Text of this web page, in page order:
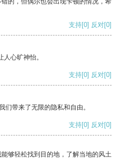
支持[0] 反对[0]
心旷神怡。
支持[0] 反对[0]
们带来了无限的隐私和自由。
支持[0] 反对[0]
够轻松找到目的地，了解当地的风土